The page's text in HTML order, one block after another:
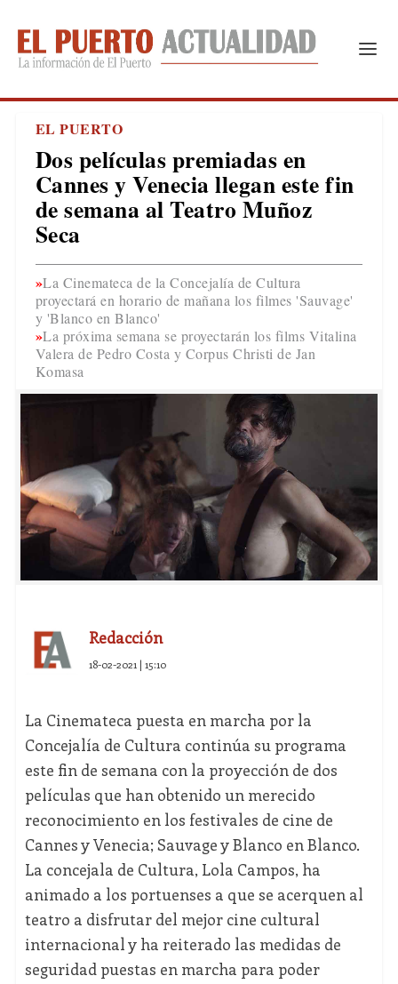
EL PUERTO
Dos películas premiadas en
Cannes y Venecia llegan este fin
de semana al Teatro Muñoz
Seca
La Cinemateca de la Concejalía de Cultura
proyectará en horario de mañana los filmes 'Sauvage'
y 'Blanco en Blanco'
La próxima semana se proyectarán los films Vitalina
Valera de Pedro Costa y Corpus Christi de Jan
Komasa
Redacción
18-02-2021 | 15:10
La Cinemateca puesta en marcha por la
Concejalía de Cultura continúa su programa
este fin de semana con la proyección de dos
películas que han obtenido un merecido
reconocimiento en los festivales de cine de
Cannes y Venecia; Sauvage y Blanco en Blanco.
La concejala de Cultura, Lola Campos, ha
animado a los portuenses a que se acerquen al
teatro a disfrutar del mejor cine cultural
internacional y ha reiterado las medidas de
seguridad puestas en marcha para poder